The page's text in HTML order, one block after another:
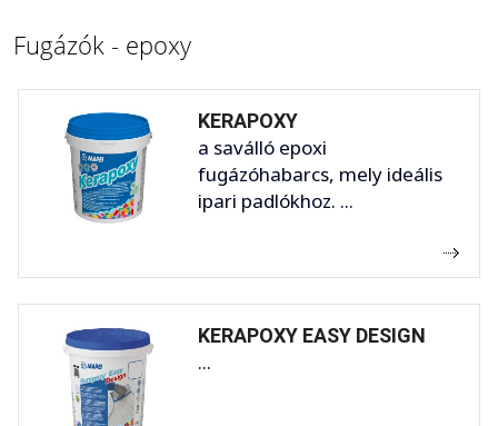
Fugázók - epoxy
KERAPOXY
a saválló epoxi
fugázóhabarcs, mely ideális
ipari padlókhoz. ...
KERAPOXY EASY DESIGN
...